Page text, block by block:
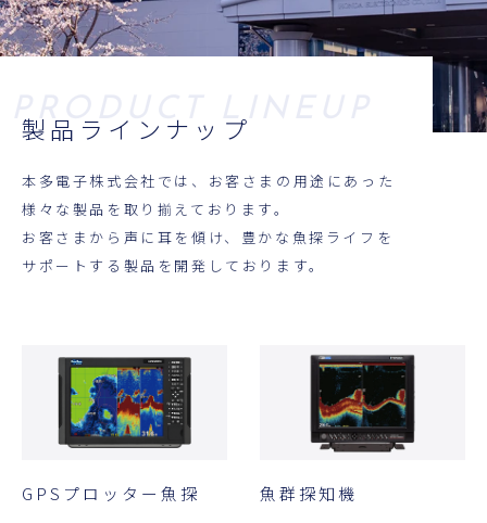
製品ラインナップ
本多電子株式会社では、お客さまの用途にあった
様々な製品を取り揃えております。
お客さまから声に耳を傾け、豊かな魚探ライフを
サポートする製品を開発しております。
GPSプロッター魚探 魚群探知機